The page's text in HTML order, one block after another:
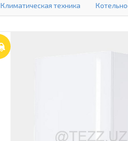
Климатическая техника